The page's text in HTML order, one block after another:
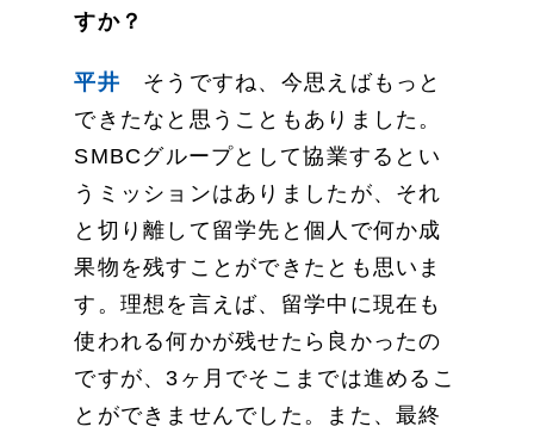
すか？
平井 そうですね、今思えばもっと
できたなと思うこともありました。
SMBCグループとして協業するとい
うミッションはありましたが、それ
と切り離して留学先と個人で何か成
果物を残すことができたとも思いま
す。理想を言えば、留学中に現在も
使われる何かが残せたら良かったの
ですが、3ヶ月でそこまでは進めるこ
とができませんでした。また、最終